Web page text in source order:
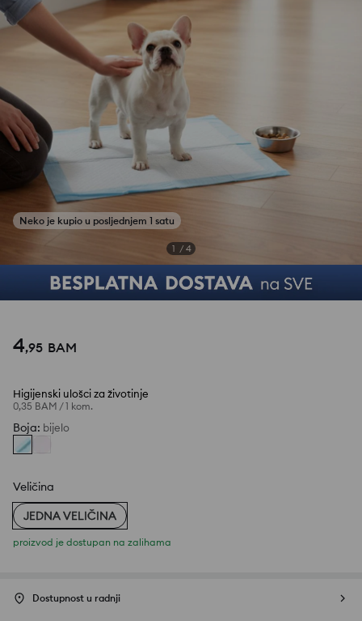
1 / 4
4,95 BAM
Higijenski ulošci za životinje
0,35 BAM /1 kom.
Boja: bijelo
Veličina
JEDNA VELIČINA
proizvod je dostupan na zalihama
Dostupnost u radnji